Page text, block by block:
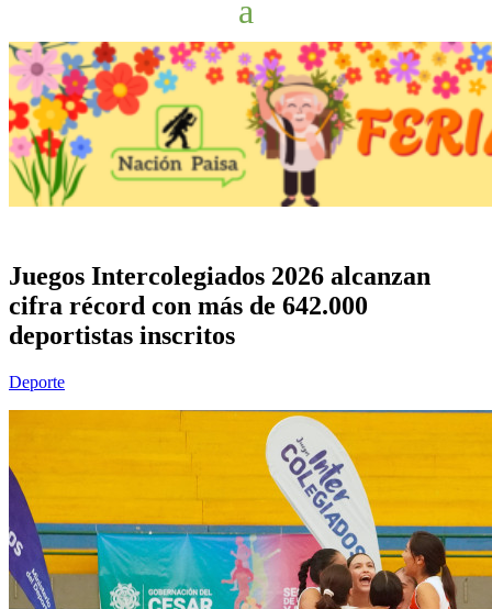
Juegos Intercolegiados 2026 alcanzan
cifra récord con más de 642.000
deportistas inscritos
Deporte